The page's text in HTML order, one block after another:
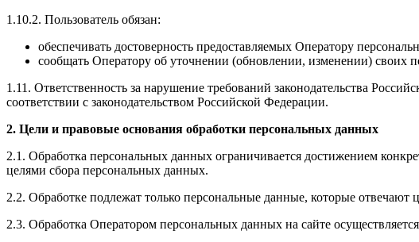
1.10.2. Пользователь обязан:
обеспечивать достоверность предоставляемых Оператору
сообщать Оператору об уточнении (обновлении, изменении) своих
1.11. Ответственность за нарушение требований законодательства
соответствии с законодательством Российской Федерации.
2. Цели и правовые основания обработки персональных данных
2.1. Обработка персональных данных ограничивается достижением
целями сбора персональных данных.
2.2. Обработке подлежат только персональные данные, которые отвечают
2.3. Обработка Оператором персональных данных на сайте